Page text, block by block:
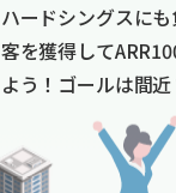
ハードシングスにも
客を獲得して
よう！ ゴールは間近